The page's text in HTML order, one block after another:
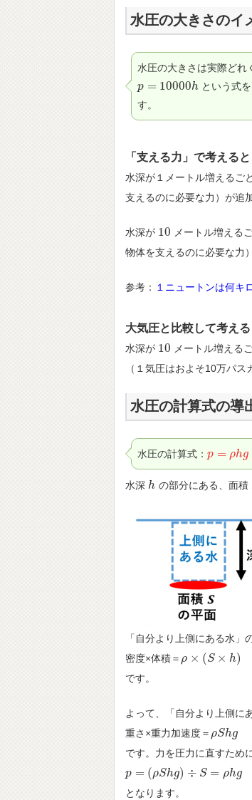
水圧の大きさのイ
水圧の大きさは実際どれ
p = 10000h
p=10000h
という式
す。
「支える力」で考えると
水深が１メートル増えるごと
支えるのに必要な力）が追
水深が 10
10 メートル増える
物体を支えるのに必要な力
参考： １ニュートンは何キ
大気圧と比較して考える
水深が 10
10
メートル増える
（１気圧はおよそ10万パス
水圧の計算式の導
水圧の計算式： p = ρhg
p=ρh g
水深 h
h の部分にある、面積
「自分より上側にある水」
密度×体積＝ ρ × (S × h)
ρ×(S × h)
です。
よって、「自分より上側に
重さ×重力加速度＝ ρShg
ρShg
です。力を圧力に直すため
p = (ρShg) ÷ S = ρhg
p=(ρ S hg)÷S= ρh g
となります。